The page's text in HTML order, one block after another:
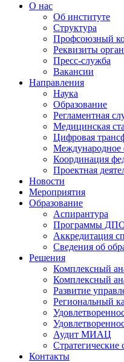
О нас
Об институте
Структура
Профсоюзный
Реквизиты
Пресс-служба
Вакансии
Направления
Наука
Образование
Регламентная
Медицинская
Цифровая
Международное
Координация
Проектная
Новости
Мероприятия
Образование
Аспирантура
Программы
Аккредитация
Сведения об
Решения
Комплексный
Комплексный
Развитие
Региональный
Аудит МИАЦ
Стратегические
Контакты